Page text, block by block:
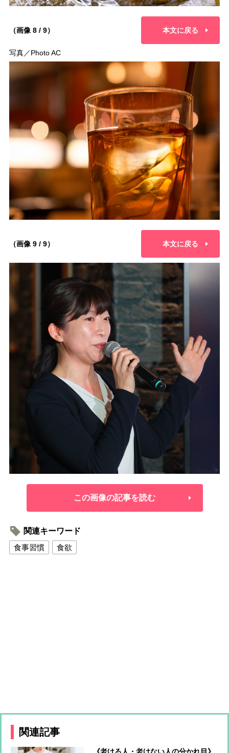
（画像 8 / 9） 本文に戻る
写真／Photo AC
（画像 9 / 9） 本文に戻る
この画像の記事を読む
関連キーワード
食事習慣
食欲
関連記事